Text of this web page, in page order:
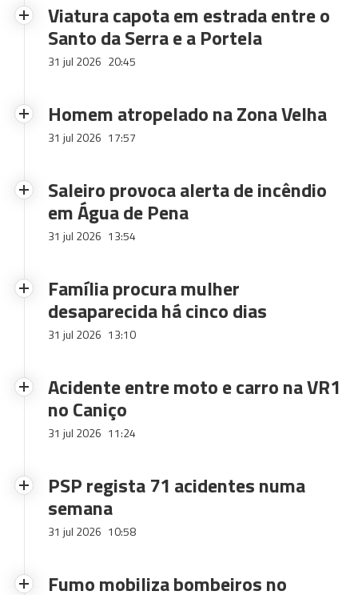
Viatura capota em estrada entre o
Santo da Serra e a Portela
31 jul 2026 20:45
Homem atropelado na Zona Velha
31 jul 2026 17:57
Saleiro provoca alerta de incêndio
em Água de Pena
31 jul 2026 13:54
Família procura mulher
desaparecida há cinco dias
31 jul 2026 13:10
Acidente entre moto e carro na VR1
no Caniço
31 jul 2026 11:24
PSP regista 71 acidentes numa
semana
31 jul 2026 10:58
Fumo mobiliza bombeiros no